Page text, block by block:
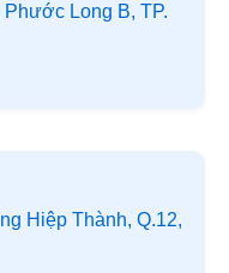
Long B, TP.
Hiệp Thành, Q.12,